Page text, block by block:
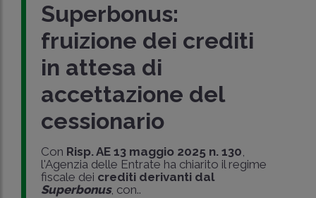
Superbonus:
fruizione dei crediti
in attesa di
accettazione del
cessionario
Con Risp. AE 13 maggio 2025 n. 130,
l'Agenzia delle Entrate ha chiarito il regime
fiscale dei crediti derivanti dal
Superbonus, con..